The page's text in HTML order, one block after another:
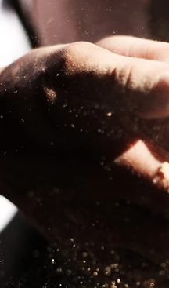
Profa Jaciara Marques
27 de jul. de 2020
2 min
Este ano como
sucesso e Digital.
O ano de 2020 tem sido de
constante de ajustarmos
funcionalidade das...